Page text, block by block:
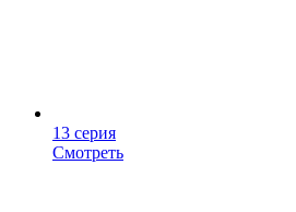
13 серия
Смотреть